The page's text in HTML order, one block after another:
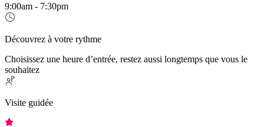
9:00am - 7:30pm
Découvrez à votre rythme
Choisissez une heure d’entrée, restez aussi longtemps que vous le
souhaitez
Visite guidée